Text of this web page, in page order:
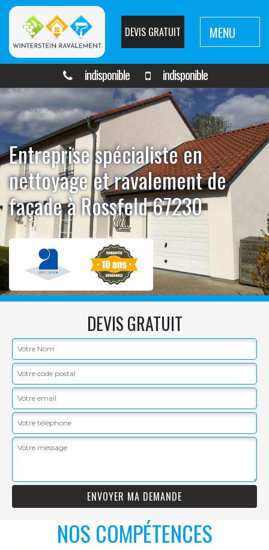
DEVIS GRATUIT MENU
indisponible indisponible
Entreprise spécialiste en
nettoyage et ravalement de
façade à Rossfeld 67230
DEVIS GRATUIT
NOS COMPÉTENCES